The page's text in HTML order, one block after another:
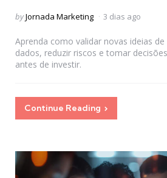
Posted
byJornada Marketing 3 dias ago
Aprenda como validar novas ideias
dados, reduzir riscos e tomar
antes de investir.
Continue Reading